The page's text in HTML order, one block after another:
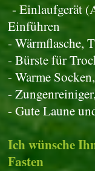
- Einlaufgerät
Einführen
- Wärmflasche,
- Bürste für
- Warme
-
- Gute Laune
Ich wünsche
Fasten